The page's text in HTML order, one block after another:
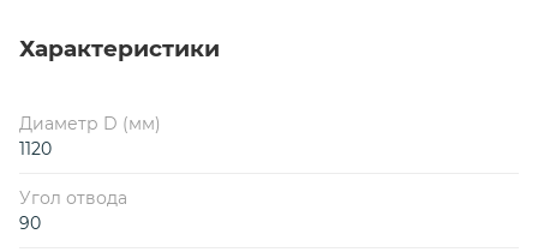
Характеристики
Диаметр D (мм)
1120
Угол отвода
90